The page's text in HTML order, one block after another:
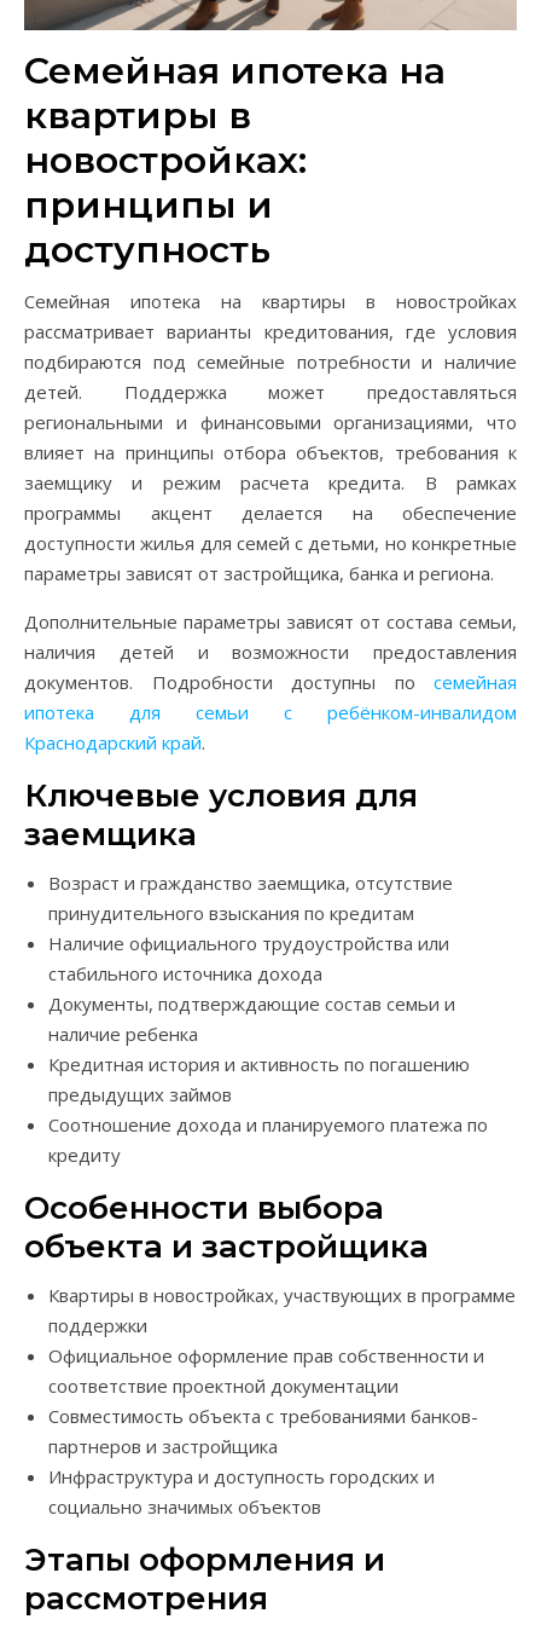
Семейная ипотека на
квартиры в
новостройках:
принципы и
доступность
Семейная ипотека на квартиры в новостройках
рассматривает варианты кредитования, где условия
подбираются под семейные потребности и наличие
детей. Поддержка может предоставляться
региональными и финансовыми организациями, что
влияет на принципы отбора объектов, требования к
заемщику и режим расчета кредита. В рамках
программы акцент делается на обеспечение
доступности жилья для семей с детьми, но конкретные
параметры зависят от застройщика, банка и региона.
Дополнительные параметры зависят от состава семьи,
наличия детей и возможности предоставления
документов. Подробности доступны по семейная
ипотека для семьи с ребёнком-инвалидом
Краснодарский край.
Ключевые условия для
заемщика
Возраст и гражданство заемщика, отсутствие
принудительного взыскания по кредитам
Наличие официального трудоустройства или
стабильного источника дохода
Документы, подтверждающие состав семьи и
наличие ребенка
Кредитная история и активность по погашению
предыдущих займов
Соотношение дохода и планируемого платежа по
кредиту
Особенности выбора
объекта и застройщика
Квартиры в новостройках, участвующих в программе
поддержки
Официальное оформление прав собственности и
соответствие проектной документации
Совместимость объекта с требованиями банков-
партнеров и застройщика
Инфраструктура и доступность городских и
социально значимых объектов
Этапы оформления и
рассмотрения